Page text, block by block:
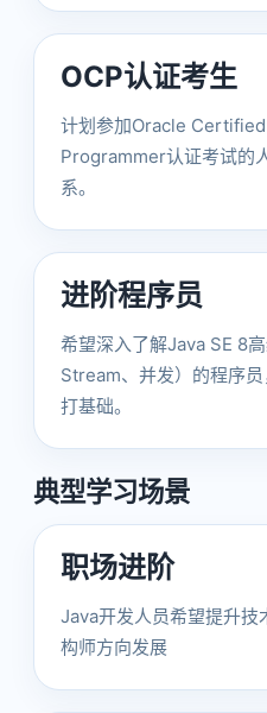
OCP认证考生
计划参加Oracle
Programmer认证考试的
系。
进阶程序员
希望深入了解Java SE 8
Stream、并发）的程序
打基础。
典型学习场景
职场进阶
Java开发人员希望提升技
构师方向发展